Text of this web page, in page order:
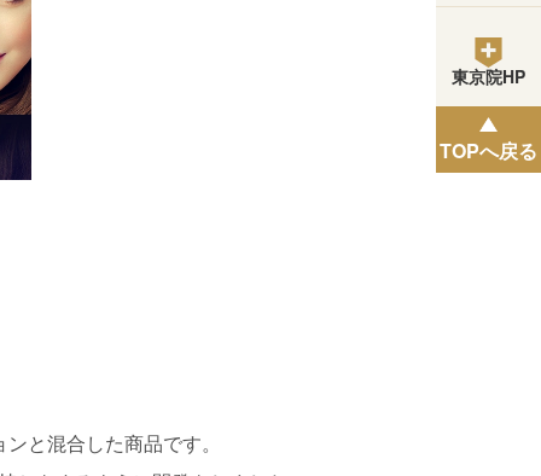
東京院HP
TOPへ戻る
と混合した商品です。